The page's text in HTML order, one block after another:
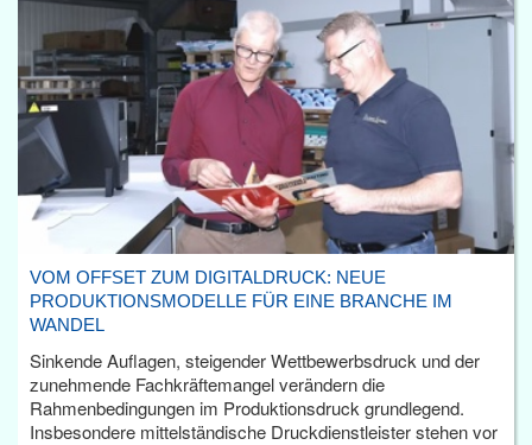
VOM OFFSET ZUM DIGITALDRUCK: NEUE
PRODUKTIONSMODELLE FÜR EINE BRANCHE IM
WANDEL
Sinkende Auflagen, steigender Wettbewerbsdruck und der
zunehmende Fachkräftemangel verändern die
Rahmenbedingungen im Produktionsdruck grundlegend.
Insbesondere mittelständische Druckdienstleister stehen vor